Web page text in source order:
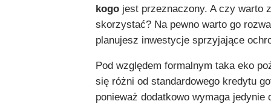
kogo jest przeznaczony. A czy warto
skorzystać? Na pewno warto go
planujesz inwestycje sprzyjające
Pod względem formalnym taka eko
się różni od standardowego kredytu
ponieważ dodatkowo wymaga jedynie